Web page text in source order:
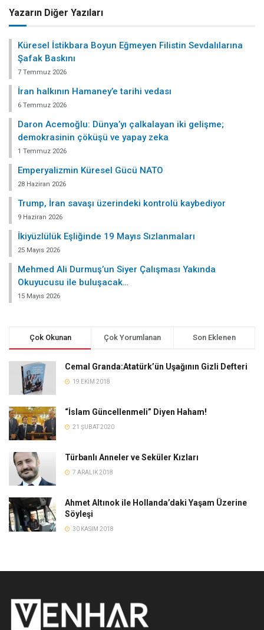
Yazarın Diğer Yazıları
Küresel İstikbara Boyun Eğmeyen Filistin Sevdalılarına
Şafak Baskını
7 Temmuz 2026
İran halkının Hamaney’e tarihi vedası
6 Temmuz 2026
Daron Acemoğlu: Dünya’yı çalkalayan iki gelişme;
demokrasinin çöküşü ve yapay zeka
1 Temmuz 2026
Emperyalizmin Küresel Gücü NATO
28 Haziran 2026
Trump, İran savaşı üzerindeki kontrolü kaybediyor
9 Haziran 2026
İkiyüzlülük Eşliğinde 19 Mayıs Sızlanmaları
25 Mayıs 2026
Mehmed Ali Durmuş’un Siyer Çalışması Yakında
Okuyucusu ile buluşacak…
15 Mayıs 2026
Çok Okunan Çok Yorumlanan Son Eklenen
Cemal Granda:Atatürk’ün Uşağının Gizli Defteri
19 EKIM 2018
“İslam Güncellenmeli” Diyen Haham!
21 ŞUBAT 2020
Türbanlı Anneler ve Seküler Kızları
7 ARALIK 2018
Ahmet Altınok ile Hollanda’daki Yaşam Üzerine
Söyleşi
30 KASIM 2018